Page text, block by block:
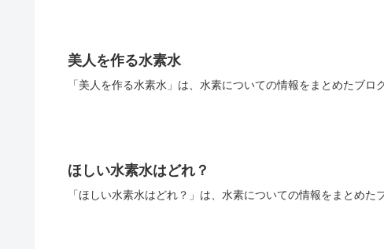
美人を作る水素水
「美人を作る水素水」は、水素についての情報をまとめたブ
ほしい水素水はどれ？
「ほしい水素水はどれ？」は、水素についての情報をまとめ